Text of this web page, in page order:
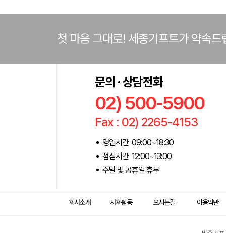
첫 마음 그대로! 세종기프트가 약속드
문의 · 상담전화
02) 500-5900
Fax : 02) 2265-4153
영업시간 09:00~18:30
점심시간 12:00~13:00
주말 및 공휴일 휴무
회사소개 사회활동 오시는길 이용약관